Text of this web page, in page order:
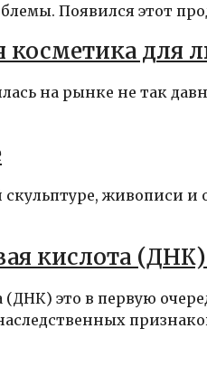
Появился этот
для
на рынке не так
живописи и
кислота
это в первую